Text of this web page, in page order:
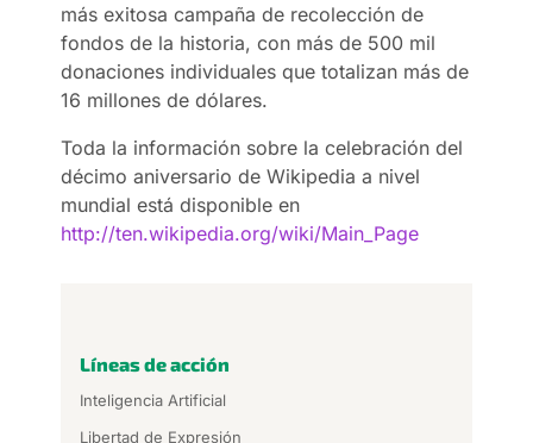
más exitosa campaña de recolección de
fondos de la historia, con más de 500 mil
donaciones individuales que totalizan más de
16 millones de dólares.
Toda la información sobre la celebración del
décimo aniversario de Wikipedia a nivel
mundial está disponible en
http://ten.wikipedia.org/wiki/Main_Page
Líneas de acción
Inteligencia Artificial
Libertad de Expresión